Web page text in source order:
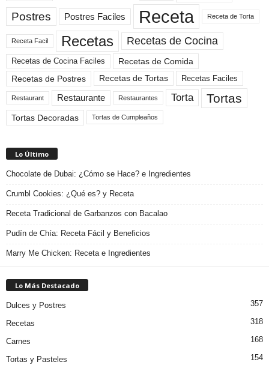
Postres Postres Faciles Receta Receta de Torta
Receta Facil Recetas Recetas de Cocina
Recetas de Cocina Faciles
Recetas de Comida
Recetas de Postres
Recetas de Tortas Recetas Faciles
Restaurant Restaurante Restaurantes Torta Tortas
Tortas Decoradas Tortas de Cumpleaños
Lo Último
Chocolate de Dubai: ¿Cómo se Hace? e Ingredientes
Crumbl Cookies: ¿Qué es? y Receta
Receta Tradicional de Garbanzos con Bacalao
Pudín de Chía: Receta Fácil y Beneficios
Marry Me Chicken: Receta e Ingredientes
Lo Más Destacado
Dulces y Postres 357
Recetas 318
Carnes 168
Tortas y Pasteles 154